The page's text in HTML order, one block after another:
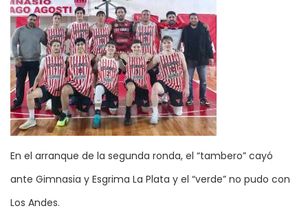
En el arranque de la segunda ronda, el “tambero” cayó
ante Gimnasia y Esgrima La Plata y el “verde” no pudo con
Los Andes.